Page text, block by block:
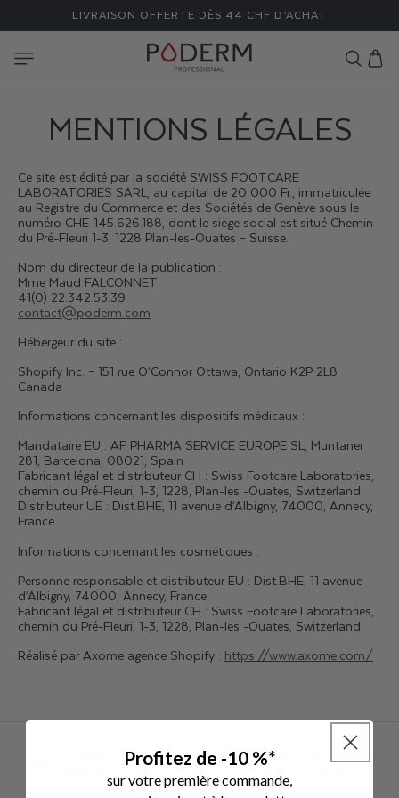
AU
LIVRAISON OFFERTE DÈS 44 CHF D’ACHAT
Panier
MENTIONS LÉGALES
Ce site est édité par la société SWISS FOOTCARE
LABORATORIES SARL, au capital de 20 000 Fr., immatriculée
au Registre du Commerce et des Sociétés de Genève sous le
numéro CHE-145.626.188, dont le siège social est situé Chemin
du Pré-Fleuri 1-3, 1228 Plan-les-Ouates – Suisse.
Nom du directeur de la publication :
Mme Maud FALCONNET
41(0) 22.342.53.39
contact@poderm.com
Hébergeur du site :
Shopify Inc. – 151 rue O’Connor Ottawa, Ontario K2P 2L8
Canada
Informations concernant les dispositifs médicaux :
Mandataire EU : AF PHARMA SERVICE EUROPE SL, Muntaner
281, Barcelona, 08021, Spain
Fabricant légal et distributeur CH : Swiss Footcare Laboratories,
chemin du Pré-Fleuri, 1-3, 1228, Plan-les -Ouates, Switzerland
Distributeur UE : Dist.BHE, 11 avenue d’Albigny, 74000, Annecy,
France
Informations concernant les cosmétiques :
Personne responsable et distributeur EU : Dist.BHE, 11 avenue
d’Albigny, 74000, Annecy, France
Fabricant légal et distributeur CH : Swiss Footcare Laboratories,
chemin du Pré-Fleuri, 1-3, 1228, Plan-les -Ouates, Switzerland
Réalisé par Axome agence Shopify : https://www.axome.com/
Livraison offerte à
partir de 44 CHF
1 cadeau offert à partir
de 65 CHF d'achat
Profitez de -10 %*
sur votre première commande,